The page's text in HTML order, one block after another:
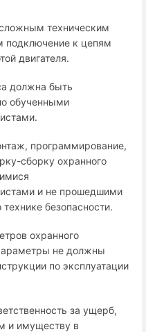
техническим
подключение к цепям
двигателя.
должна быть
обученными
программирование,
сборку охранного
и не прошедшими
безопасности.
охранного
не должны
по эксплуатации
за ущерб,
и имуществу в